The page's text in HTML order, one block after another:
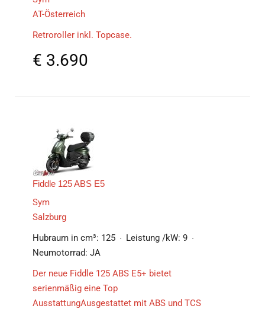
AT-Österreich
Retroroller inkl. Topcase.
€ 3.690
Fiddle 125 ABS E5
Sym
Salzburg
Hubraum in cm³: 125 Leistung /kW: 9
Neumotorrad: JA
Der neue Fiddle 125 ABS E5+ bietet
serienmäßig eine Top
AusstattungAusgestattet mit ABS und TCS